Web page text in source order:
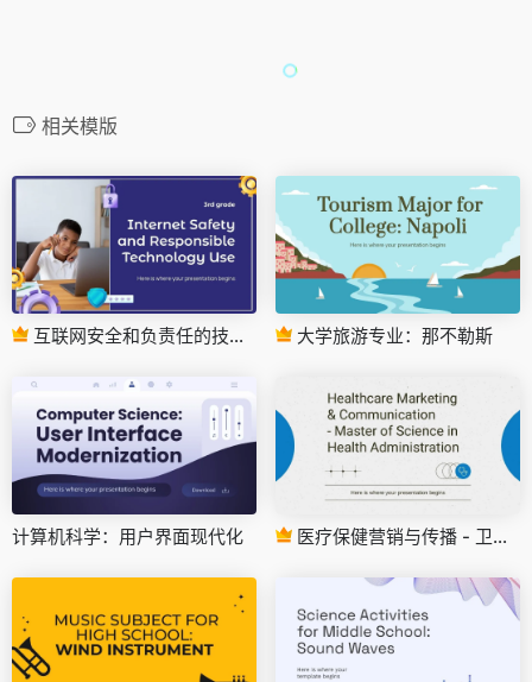
相关模版
互联网安全和负责任的技术使用 - 三年级 大学旅游专业：那不勒斯
计算机科学：用户界面现代化 医疗保健营销与传播 - 卫生管理理学硕士